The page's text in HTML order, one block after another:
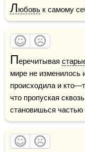
Любовь к самому
Перечитывая
мире не изменилось
происходила и
что пропуская
становишься частью